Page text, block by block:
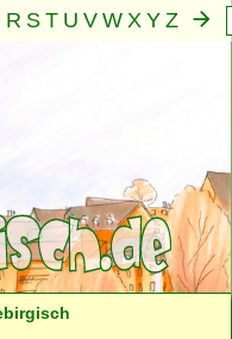
R S T U V W X Y Z